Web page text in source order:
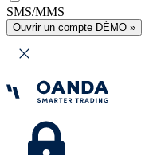
SMS/MMS
Ouvrir un compte DÉMO »